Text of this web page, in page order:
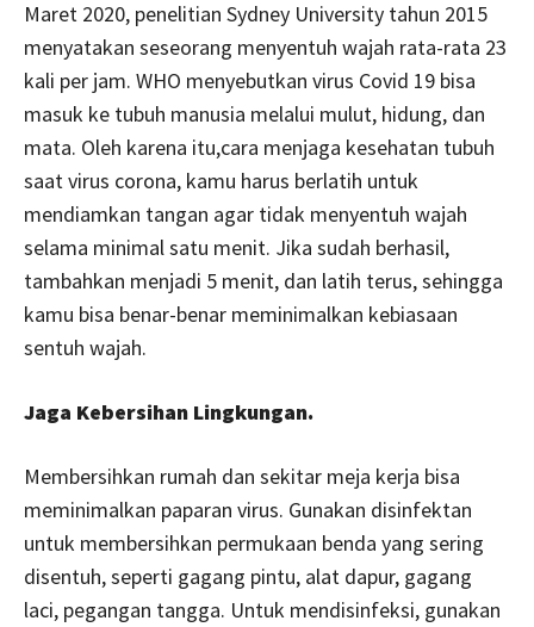
Maret 2020, penelitian Sydney University tahun 2015
menyatakan seseorang menyentuh wajah rata-rata 23
kali per jam. WHO menyebutkan virus Covid 19 bisa
masuk ke tubuh manusia melalui mulut, hidung, dan
mata. Oleh karena itu,cara menjaga kesehatan tubuh
saat virus corona, kamu harus berlatih untuk
mendiamkan tangan agar tidak menyentuh wajah
selama minimal satu menit. Jika sudah berhasil,
tambahkan menjadi 5 menit, dan latih terus, sehingga
kamu bisa benar-benar meminimalkan kebiasaan
sentuh wajah.
Jaga Kebersihan Lingkungan.
Membersihkan rumah dan sekitar meja kerja bisa
meminimalkan paparan virus. Gunakan disinfektan
untuk membersihkan permukaan benda yang sering
disentuh, seperti gagang pintu, alat dapur, gagang
laci, pegangan tangga. Untuk mendisinfeksi, gunakan